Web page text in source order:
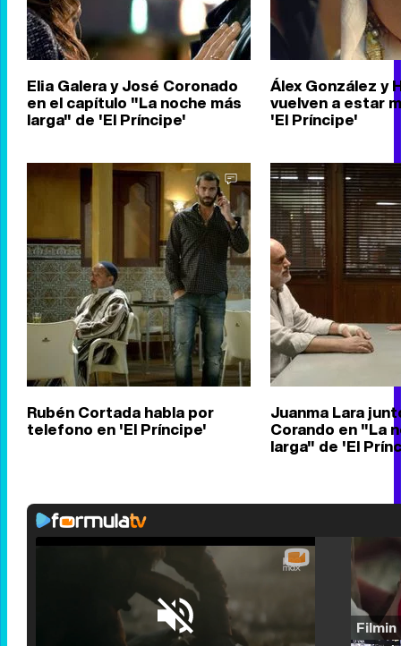
Elia Galera y José Coronado
en el capítulo "La noche más
larga" de 'El Príncipe'
Álex González y
vuelven a estar
'El Príncipe'
Rubén Cortada habla por
telefono en 'El Príncipe'
Juanma Lara
Corando en "La
larga" de 'El